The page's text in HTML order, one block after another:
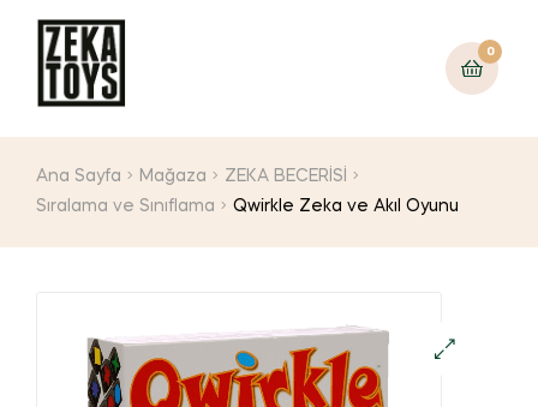
0
Ana Sayfa Mağaza
ZEKA BECERİSİ
Sıralama ve Sınıflama
Qwirkle Zeka ve Akıl Oyunu